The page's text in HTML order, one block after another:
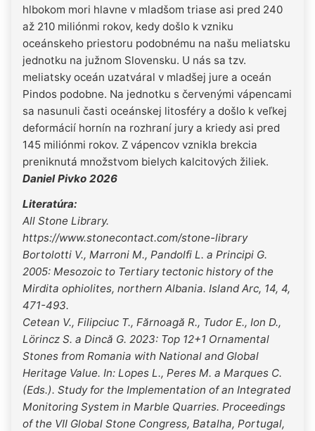
hlbokom mori hlavne v mladšom triase asi pred 240
až 210 miliónmi rokov, kedy došlo k vzniku
oceánskeho priestoru podobnému na našu meliatsku
jednotku na južnom Slovensku. U nás sa tzv.
meliatsky oceán uzatváral v mladšej jure a oceán
Pindos podobne. Na jednotku s červenými vápencami
sa nasunuli časti oceánskej litosféry a došlo k veľkej
deformácií hornín na rozhraní jury a kriedy asi pred
145 miliónmi rokov. Z vápencov vznikla brekcia
preniknutá množstvom bielych kalcitových žiliek.
Daniel Pivko 2026
Literatúra:
All Stone Library.
https://www.stonecontact.com/stone-library
Bortolotti V., Marroni M., Pandolfi L. a Principi G.
2005: Mesozoic to Tertiary tectonic history of the
Mirdita ophiolites, northern Albania. Island Arc, 14, 4,
471-493.
Cetean V., Filipciuc T., Fărnoagă R., Tudor E., Ion D.,
Lörincz S. a Dincă G. 2023: Top 12+1 Ornamental
Stones from Romania with National and Global
Heritage Value. In: Lopes L., Peres M. a Marques C.
(Eds.). Study for the Implementation of an Integrated
Monitoring System in Marble Quarries. Proceedings
of the VII Global Stone Congress, Batalha, Portugal,